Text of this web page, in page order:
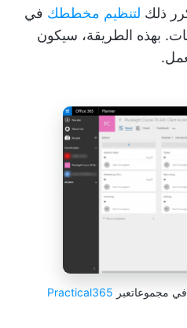
ذلك لتنظيم مخططك في
بهذه الطريقة، سيكون
مجموعاتعبر Practical365